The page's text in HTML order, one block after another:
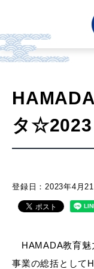
한글
市政情報
くらし・
タ☆2023
登録日：2023年4月21
HAMADA教育魅
事業の総括として